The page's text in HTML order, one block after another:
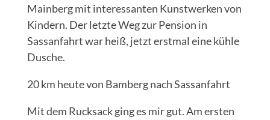
Mainberg mit interessanten Kunstwerken von
Kindern. Der letzte Weg zur Pension in
Sassanfahrt war heiß, jetzt erstmal eine kühle
Dusche.
20 km heute von Bamberg nach Sassanfahrt
Mit dem Rucksack ging es mir gut. Am ersten